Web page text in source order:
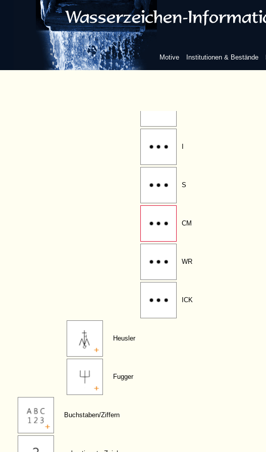
Motive Institutionen & Bestände
frei, mit Beizeichen
Buchstaben
S
CM
WR
ICK
Heusler
Fugger
Buchstaben/Ziffern